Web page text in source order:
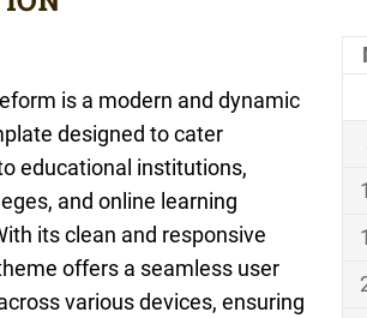
is a modern and dynamic
designed to cater
educational institutions,
and online learning
its clean and responsive
offers a seamless user
various devices, ensuring